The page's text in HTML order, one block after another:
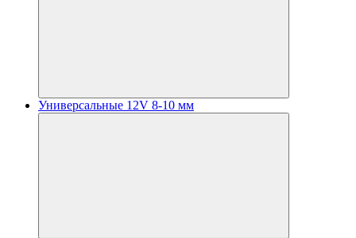
Универсальные 12V 8-10 мм